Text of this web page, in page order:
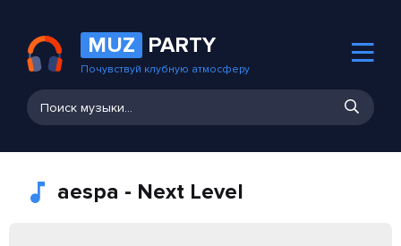
MUZ PARTY
Почувствуй клубную атмосферу
aespa - Next Level